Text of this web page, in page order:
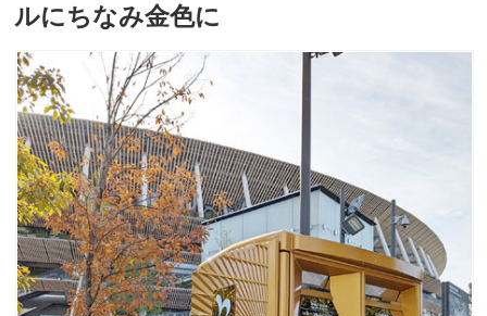
ルにちなみ金色に